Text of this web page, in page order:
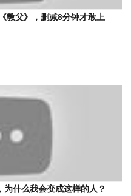
教父》，删减8分钟才敢上
为什么我会变成这样的人？